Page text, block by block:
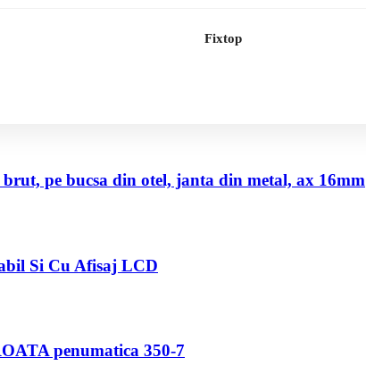
Fixtop
pe bucsa din otel, janta din metal, ax 16mm
Si Cu Afisaj LCD
penumatica 350-7